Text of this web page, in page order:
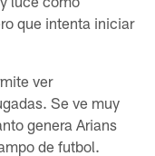
que intenta iniciar
ver
Se ve muy
genera Arians
de futbol.